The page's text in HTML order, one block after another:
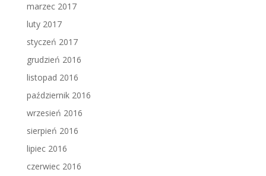
marzec 2017
luty 2017
styczeń 2017
grudzień 2016
listopad 2016
październik 2016
wrzesień 2016
sierpień 2016
lipiec 2016
czerwiec 2016